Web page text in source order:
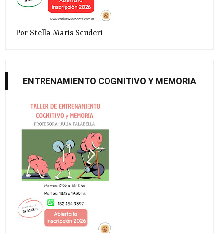
Por Stella Maris Scuderi
ENTRENAMIENTO COGNITIVO Y MEMORIA